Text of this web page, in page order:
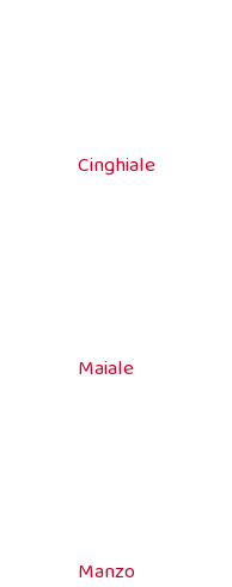
Cinghiale
Maiale
Manzo